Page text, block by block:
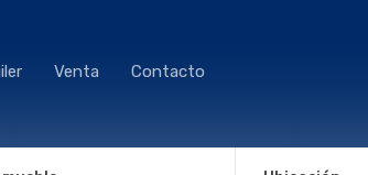
Venta Contacto